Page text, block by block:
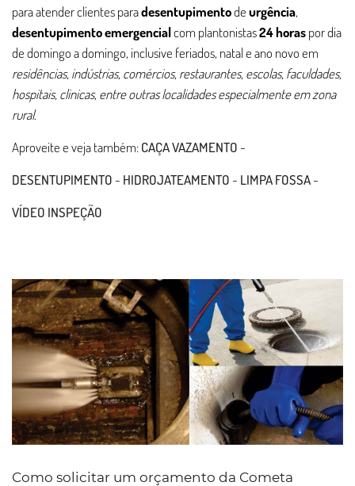
para atender clientes paradesentupimentodeurgência,
desentupimentoemergencialcom plantonistas24 horaspor dia
de domingo a domingo, inclusive feriados, natal e ano novo em
residências, indústrias, comércios, restaurantes, escolas, faculdades,
hospitais, clinicas, entre outras localidades especialmente em zona
rural.
Aproveite e veja também:CAÇA VAZAMENTO -
DESENTUPIMENTO - HIDROJATEAMENTO - LIMPA FOSSA-
VÍDEO INSPEÇÃO
Como solicitar um orçamento da Cometa